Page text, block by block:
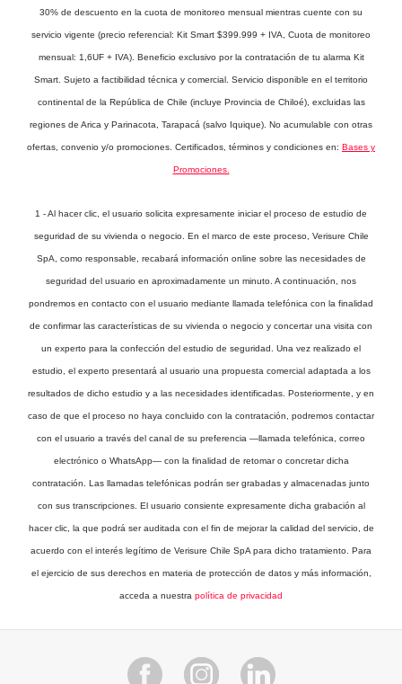
30% de descuento en la cuota de monitoreo mensual mientras cuente con su
servicio vigente (precio referencial: Kit Smart $399.999 + IVA, Cuota de monitoreo
mensual: 1,6UF + IVA). Beneficio exclusivo por la contratación de tu alarma Kit
Smart. Sujeto a factibilidad técnica y comercial. Servicio disponible en el territorio
continental de la República de Chile (incluye Provincia de Chiloé), excluidas las
regiones de Arica y Parinacota, Tarapacá (salvo Iquique). No acumulable con otras
ofertas, convenio y/o promociones. Certificados, términos y condiciones en: Bases y
Promociones.
1 - Al hacer clic, el usuario solicita expresamente iniciar el proceso de estudio de
seguridad de su vivienda o negocio. En el marco de este proceso, Verisure Chile
SpA, como responsable, recabará información online sobre las necesidades de
seguridad del usuario en aproximadamente un minuto. A continuación, nos
pondremos en contacto con el usuario mediante llamada telefónica con la finalidad
de confirmar las características de su vivienda o negocio y concertar una visita con
un experto para la confección del estudio de seguridad. Una vez realizado el
estudio, el experto presentará al usuario una propuesta comercial adaptada a los
resultados de dicho estudio y a las necesidades identificadas. Posteriormente, y en
caso de que el proceso no haya concluido con la contratación, podremos contactar
con el usuario a través del canal de su preferencia —llamada telefónica, correo
electrónico o WhatsApp— con la finalidad de retomar o concretar dicha
contratación. Las llamadas telefónicas podrán ser grabadas y almacenadas junto
con sus transcripciones. El usuario consiente expresamente dicha grabación al
hacer clic, la que podrá ser auditada con el fin de mejorar la calidad del servicio, de
acuerdo con el interés legítimo de Verisure Chile SpA para dicho tratamiento. Para
el ejercicio de sus derechos en materia de protección de datos y más información,
acceda a nuestra política de privacidad